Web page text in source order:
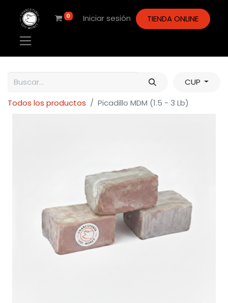
0 Iniciar sesión TIENDA ONLINE
CUP
Todos los productos
Picadillo MDM (1.5 - 3 Lb)